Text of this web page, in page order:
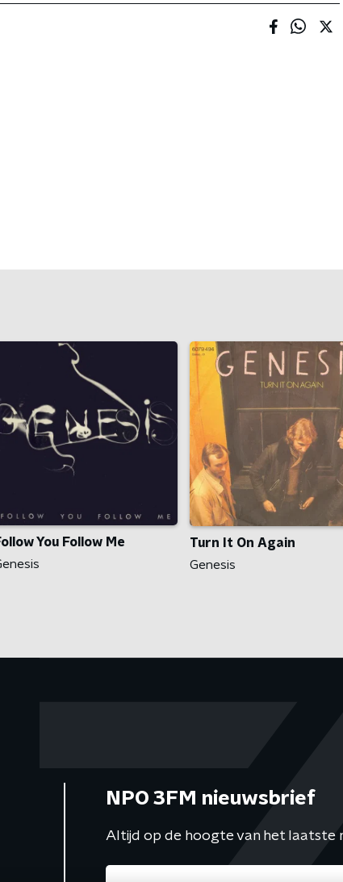
You Follow Me
Turn It On Again
Genesis
NPO 3FM nieuwsbrief
Altijd op de hoogte van het laatste